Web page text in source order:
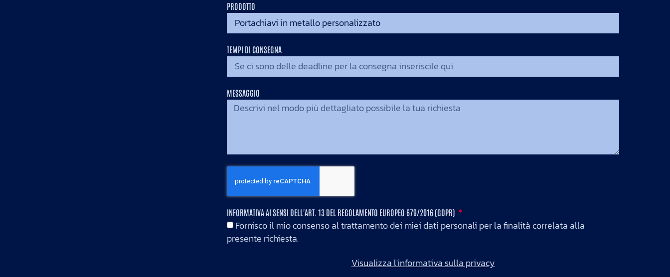
PRODOTTO
TEMPI DI CONSEGNA
MESSAGGIO
INFORMATIVA AI SENSI DELL'ART. 13 DEL REGOLAMENTO EUROPEO 679/2016 (GDPR)
Fornisco il mio consenso al trattamento dei miei dati personali per la finalità correlata alla
presente richiesta.
Visualizza l'informativa sulla privacy